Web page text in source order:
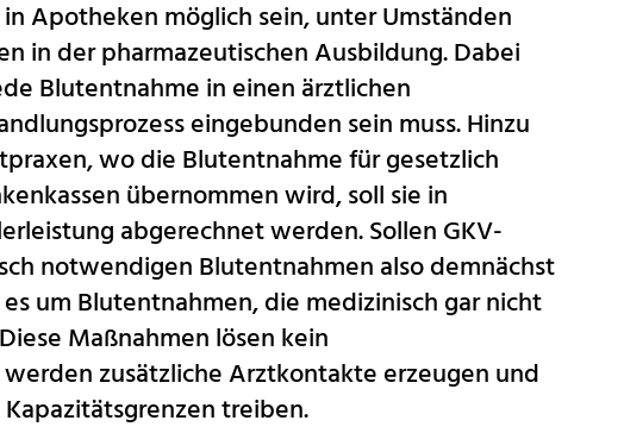
Apotheken möglich sein, unter Umständen
in der pharmazeutischen Ausbildung. Dabei
Blutentnahme in einen ärztlichen
eingebunden sein muss. Hinzu
wo die Blutentnahme für gesetzlich
übernommen wird, soll sie in
abgerechnet werden. Sollen GKV-
notwendigen Blutentnahmen also demnächst
um Blutentnahmen, die medizinisch gar nicht
Maßnahmen lösen kein
zusätzliche Arztkontakte erzeugen und
treiben.